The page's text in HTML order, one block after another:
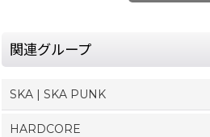
関連グループ
SKA | SKA PUNK
HARDCORE